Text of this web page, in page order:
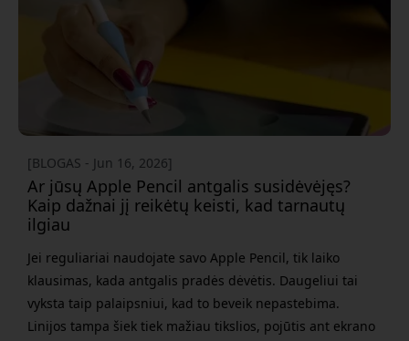
[BLOGAS - Jun 16, 2026]
Ar jūsų Apple Pencil antgalis susidėvėjęs?
Kaip dažnai jį reikėtų keisti, kad tarnautų
ilgiau
Jei reguliariai naudojate savo Apple Pencil, tik laiko
klausimas, kada antgalis pradės dėvėtis. Daugeliui tai
vyksta taip palaipsniui, kad to beveik nepastebima.
Linijos tampa šiek tiek mažiau tikslios, pojūtis ant ekrano